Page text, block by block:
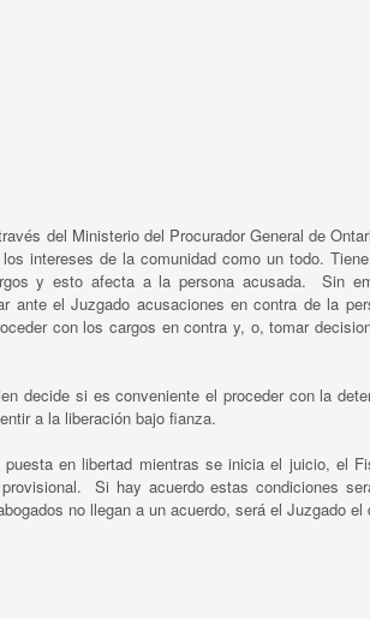
del Ministerio del Procurador General de
intereses de la comunidad como un todo.
y esto afecta a la persona acusada. Sin
ante el Juzgado acusaciones en contra de la
con los cargos en contra y, o, tomar
decide si es conveniente el proceder con la
a la liberación bajo fianza.
en libertad mientras se inicia el juicio, el
Si hay acuerdo estas condiciones
no llegan a un acuerdo, será el Juzgado